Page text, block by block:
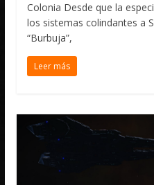
Colonia Desde que la
los sistemas colindantes a
“Burbuja”,
Leer más